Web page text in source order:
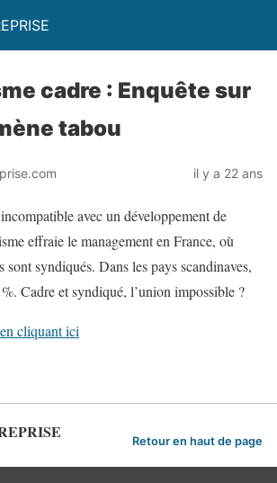
cadre : Enquête sur
tabou
il y a 22 ans
avec un développement de
effraie le management en France, où
sont syndiqués. Dans les pays scandinaves,
Cadre et syndiqué, l’union impossible ?
cliquant ici
Retour en haut de page